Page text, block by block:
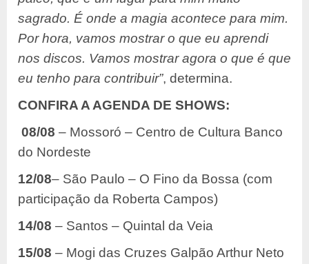
sagrado. É onde a magia acontece para mim.
Por hora, vamos mostrar o que eu aprendi
nos discos. Vamos mostrar agora o que é que
eu tenho para contribuir”, determina.
CONFIRA A AGENDA DE SHOWS:
08/08 – Mossoró – Centro de Cultura Banco
do Nordeste
12/08– São Paulo – O Fino da Bossa (com
participação da Roberta Campos)
14/08 – Santos – Quintal da Veia
15/08 – Mogi das Cruzes Galpão Arthur Neto